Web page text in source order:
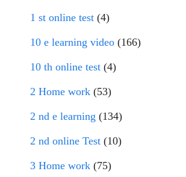
1 st online test (4)
10 e learning video (166)
10 th online test (4)
2 Home work (53)
2 nd e learning (134)
2 nd online Test (10)
3 Home work (75)